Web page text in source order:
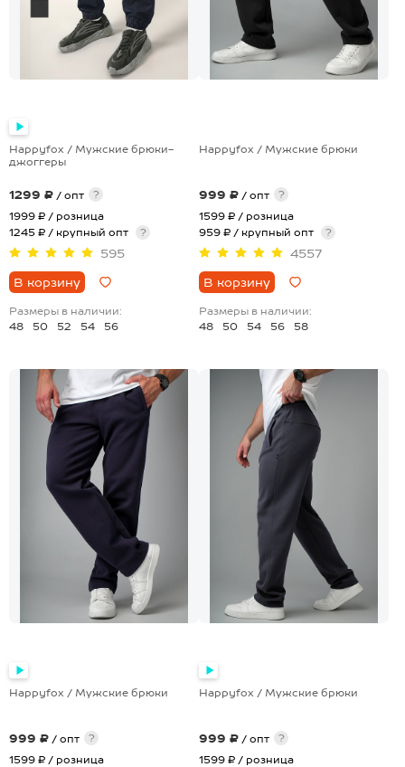
Happyfox / Мужские брюки-
джоггеры
1299 ₽ / опт
?
1999 ₽ / розница
1245 ₽ / крупный опт
?
595
В корзину
Размеры в наличии:
48
50 52 54 56
Happyfox / Мужские брюки
999 ₽ / опт
?
1599 ₽ / розница
959 ₽ / крупный опт
?
4557
В корзину
Размеры в наличии:
48
50 54 56 58
Happyfox / Мужские брюки
999 ₽ / опт
?
1599 ₽ / розница
Happyfox / Мужские брюки
999 ₽ / опт
?
1599 ₽ / розница